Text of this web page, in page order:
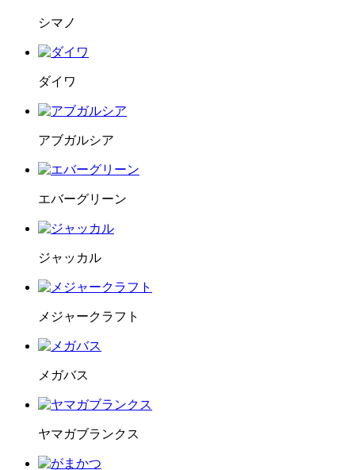
シマノ
ダイワ
アブガルシア
エバーグリーン
ジャッカル
メジャークラフト
メガバス
ヤマガブランクス